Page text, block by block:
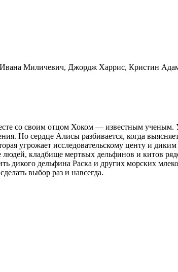
Миличевич, Джордж Харрис, Кристин
со своим отцом Хоком — известным ученым.
Но сердце Алисы разбивается, когда
угрожает исследовательскому центу и
кладбище мертвых дельфинов и китов
дельфина Раска и других морских
выбор раз и навсегда.